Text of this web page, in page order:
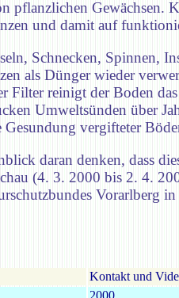
Gewächsen.
und damit auf
Schnecken, Spinnen,
als Dünger wieder
reinigt der Boden das
Umweltsünden über
vergifteter
daran denken, dass
(4. 3. 2000 bis 2. 4.
Vorarlberg
Kontakt und
2000